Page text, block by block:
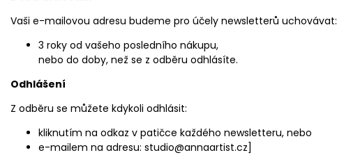
Vaši e-mailovou adresu budeme pro účely newsletterů uchovávat:
3 roky od vašeho posledního nákupu,
nebo do doby, než se z odběru odhlásíte.
Odhlášení
Z odběru se můžete kdykoli odhlásit:
kliknutím na odkaz v patičce každého newsletteru, nebo
e-mailem na adresu: studio@annaartist.cz]